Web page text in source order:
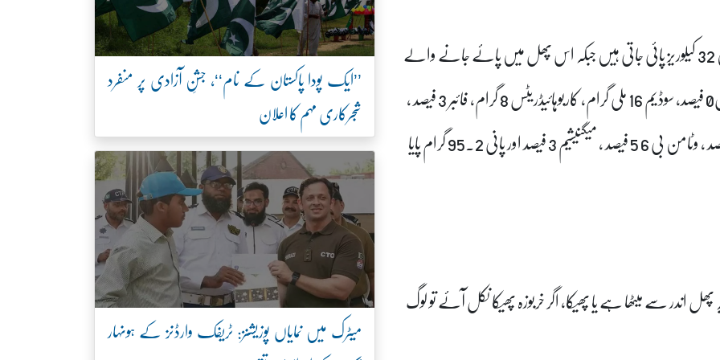
غذائی ماہرین کے مطابق خربوزہ کی 100 گرام مقدار میں 32 کیلوریز پائی جاتی ہیں جبکہ اس پھل میں پائے جانے والے
وٹامنز اور منرلز کے لحاظ سے فیٹ صفر فیصد، کولیسٹرول0 فیصد، سوڈیم 16 ملی گرام، کاربوہائیڈریٹس 8 گرام، فائبر 3 فیصد ،
پروٹین 1 فیصد، وٹامن اے 67 فیصد، وٹامن سی 61 فیصد ، وٹامن بی 6 5 فیصد ، میگنیشیم 3 فیصد اور پانی 95.2 گرام پایا
اندر سے میٹھا ہے یا پھیکا، اگر خربوزہ پھیکا نکل آئے تو لوگ
’’ایک پودا پاکستان کے نام‘‘، جشنِ آزادی پر منفرد
شجرکاری مہم کا اعلان
میٹرک میں نمایاں پوزیشنز: ٹریفک وارڈنز کے ہونہار